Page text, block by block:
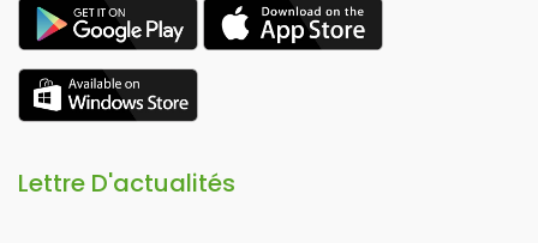
Lettre D'actualités